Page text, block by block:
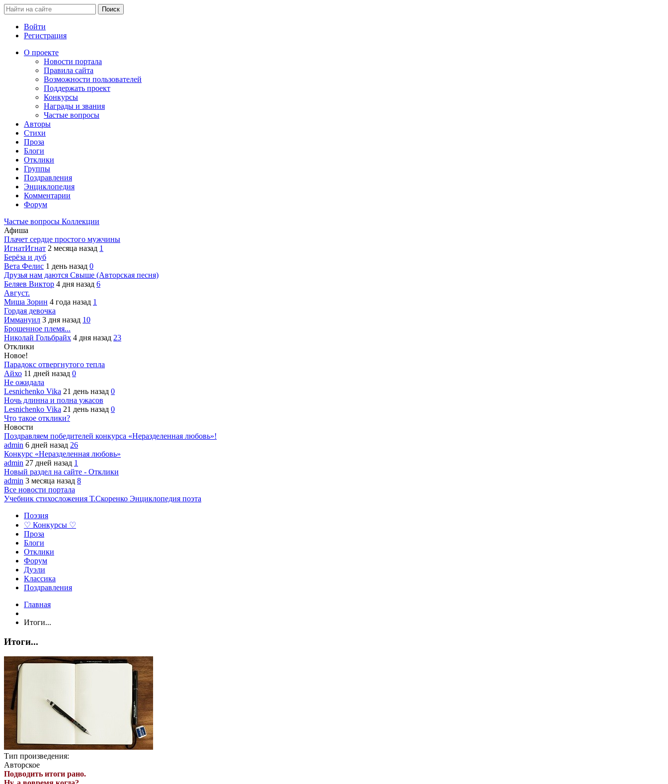
Войти
Регистрация
О проекте
Новости портала
Правила сайта
Возможности пользователей
Поддержать проект
Конкурсы
Награды и звания
Частые вопросы
Авторы
Стихи
Проза
Блоги
Отклики
Группы
Поздравления
Энциклопедия
Комментарии
Форум
Частые вопросы Коллекции
Афиша
Плачет сердце простого мужчины
ИгнатИгнат 2 месяца назад 1
Берёза и дуб
Вета Фелис 1 день назад 0
Друзья нам даются Свыше (Авторская песня)
Беляев Виктор 4 дня назад 6
Август.
Миша Зорин 4 года назад 1
Гордая девочка
Иммануил 3 дня назад 10
Брошенное племя...
Николай Гольбрайх 4 дня назад 23
Отклики
Новое!
Парадокс отвергнутого тепла
Айхо 11 дней назад 0
Не ожидала
Lesnichenko Vika 21 день назад 0
Ночь длинна и полна ужасов
Lesnichenko Vika 21 день назад 0
Что такое отклики?
Новости
Поздравляем победителей конкурса «Неразделенная любовь»!
admin 6 дней назад 26
Конкурс «Неразделенная любовь»
admin 27 дней назад 1
Новый раздел на сайте - Отклики
admin 3 месяца назад 8
Все новости портала
Учебник стихосложения Т.Скоренко Энциклопедия поэта
Поэзия
♡ Конкурсы ♡
Проза
Блоги
Отклики
Форум
Дуэли
Классика
Поздравления
Главная
Итоги...
Итоги...
Тип произведения:
Авторское
Подводить итоги рано.